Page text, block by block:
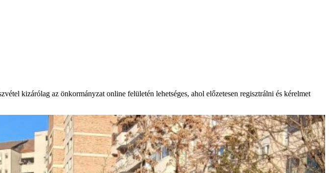
kizárólag az önkormányzat online felületén lehetséges, ahol előzetesen regisztrálni és kérelmet